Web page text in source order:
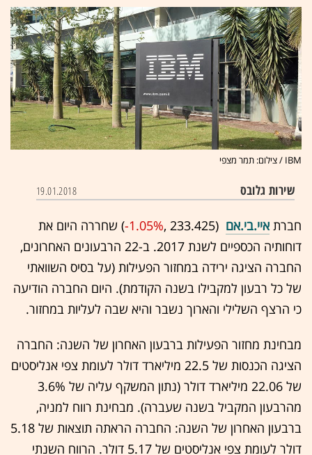
IBM / צילום: תמר מצפי
שירות גלובס 19.01.2018
חברתאיי.בי.אם (233.425 ,‎
-1.05%‏) שחררה היום את
דוחותיה הכספיים לשנת 2017. ב-22 הרבעונים האחרונים,
החברה הציגה ירידה במחזור הפעילות (על בסיס השוואתי
של כל רבעון למקבילו בשנה הקודמת). היום החברה הודיעה
כי הרצף השלילי והארוך נשבר והיא שבה לעליות במחזור.
מבחינת מחזור הפעילות ברבעון האחרון של השנה: החברה
הציגה הכנסות של 22.5 מיליארד דולר לעומת צפי אנליסטים
של 22.06 מיליארד דולר (נתון המשקף עליה של 3.6%
מהרבעון המקביל בשנה שעברה). מבחינת רווח למניה,
ברבעון האחרון של השנה: החברה הראתה תוצאות של 5.18
דולר לעומת צפי אנליסטים של 5.17 דולר. הרווח השנתי